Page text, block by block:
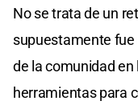
No se trata de un
supuestamente fue
de la comunidad
herramientas para